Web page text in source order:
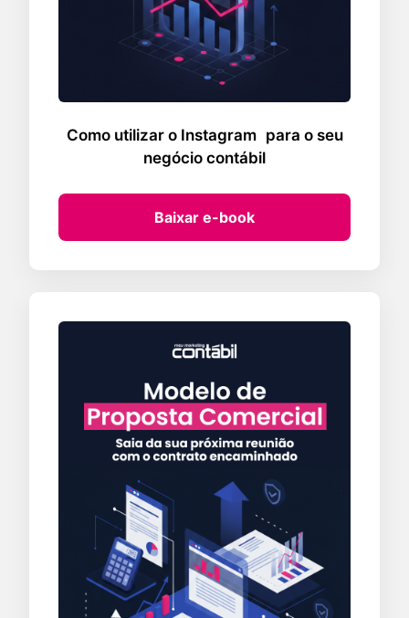
Como utilizar o Instagram para o seu
negócio contábil
Baixar e-book